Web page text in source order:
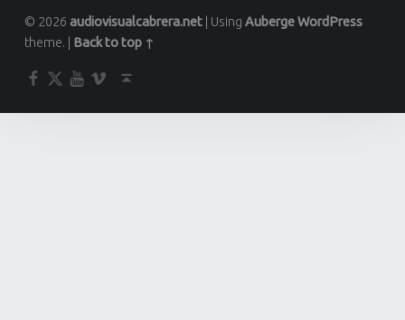
© 2026 audiovisualcabrera.net Using AubergeWordPress
theme.
Back to top ↑
Facebook
TwitterYouTube
Vimeo